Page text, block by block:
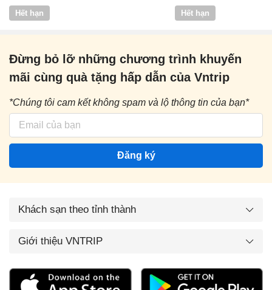
Vntrip
Hết hạn Hết hạn
Đừng bỏ lỡ những chương trình khuyến
mãi cùng quà tặng hấp dẫn của Vntrip
*Chúng tôi cam kết không spam và lộ thông tin của bạn*
Đăng ký
Khách sạn theo tỉnh thành
Giới thiệu VNTRIP